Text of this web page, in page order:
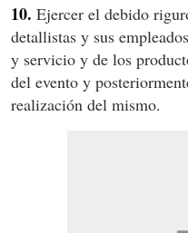
10. Ejercer el debido
detallistas y sus
y servicio y de los
del evento y
realización del mismo.